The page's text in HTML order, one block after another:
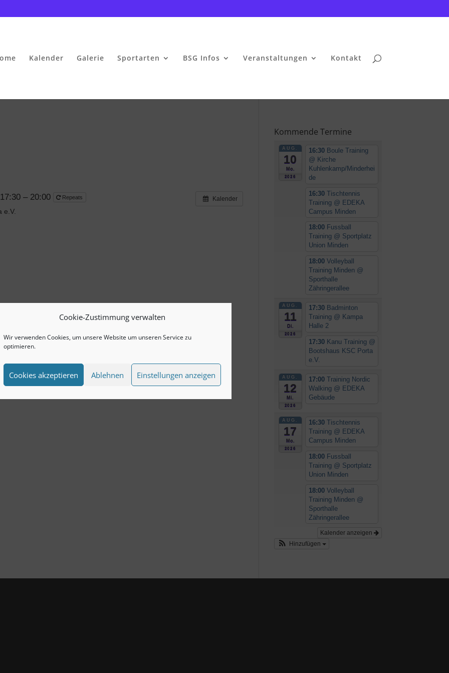
Cookie-Zustimmung verwalten
Wir verwenden Cookies, um unsere Website um unseren Service zu
optimieren.
Cookies akzeptieren Ablehnen Einstellungen anzeigen
Kalender Galerie Sportarten BSG Infos Veranstaltungen Kontakt
Kalender
– 20:00 Repeats
e.V.
Kommende Termine
AUG.
10
Mo.
2026
16:30 Boule Training
@ Kirche
Kuhlenkamp/Minderhei
de
16:30 Tischtennis
Training @ EDEKA
Campus Minden
18:00 Fussball
Training @ Sportplatz
Union Minden
18:00 Volleyball
Training Minden @
Sporthalle
Zähringerallee
AUG.
11
Di.
2026
17:30 Badminton
Training @ Kampa
Halle 2
17:30 Kanu Training @
Bootshaus KSC Porta
e.V.
AUG.
12
Mi.
2026
17:00 Training Nordic
Walking @ EDEKA
Gebäude
AUG.
17
Mo.
2026
16:30 Tischtennis
Training @ EDEKA
Campus Minden
18:00 Fussball
Training @ Sportplatz
Union Minden
18:00 Volleyball
Training Minden @
Sporthalle
Zähringerallee
Kalender anzeigen
Hinzufügen